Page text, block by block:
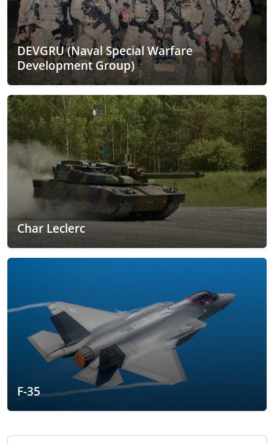
DEVGRU (Naval Special Warfare
Development Group)
Char Leclerc
F-35